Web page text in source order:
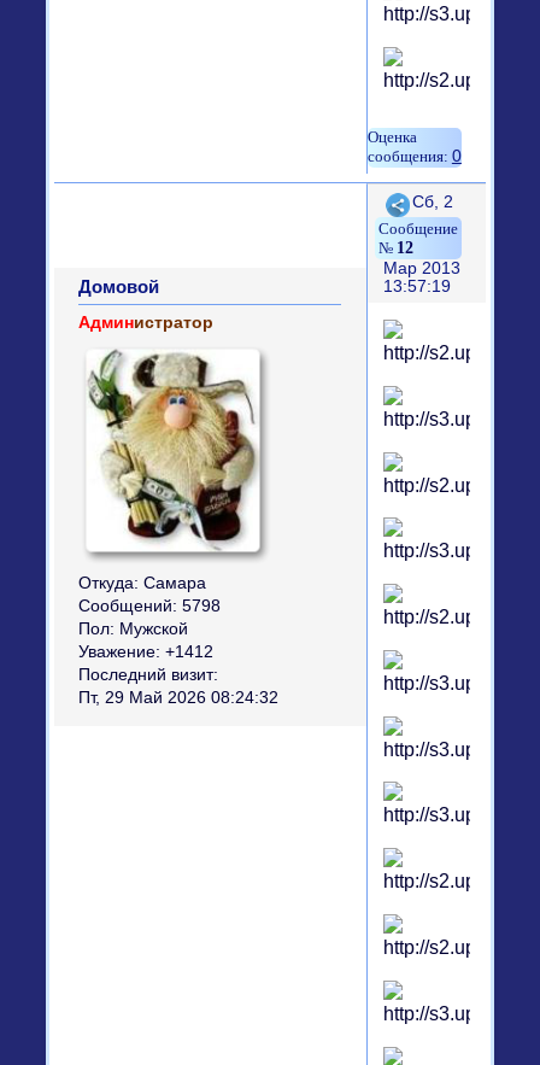
0
Поделиться
12
Сб, 2
Мар 2013
13:57:19
Домовой
Администратор
Откуда: Самара
Сообщений: 5798
Пол: Мужской
Уважение: +1412
Последний визит:
Пт, 29 Май 2026 08:24:32